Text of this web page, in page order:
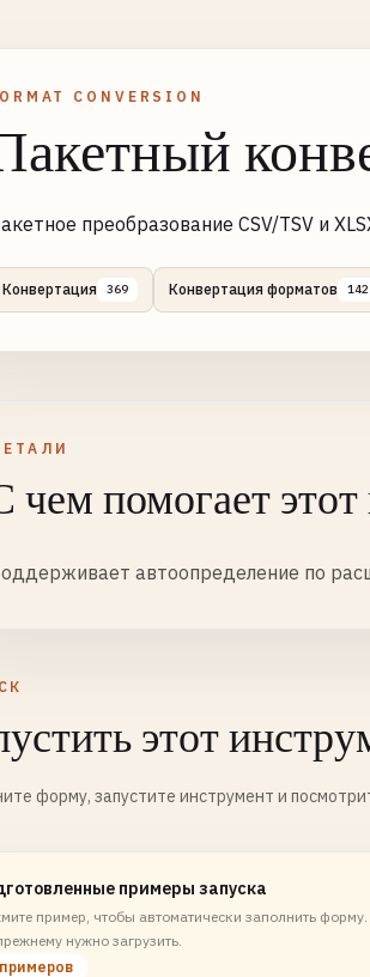
CONVERSION
преобразование CSV/TSV и
Конвертация 369 Конвертация форматов 142
чем помогает
автоопределение по
этот
форму, запустите инструмент и
примеры запуска
пример, чтобы автоматически заполнить
нужно загрузить.